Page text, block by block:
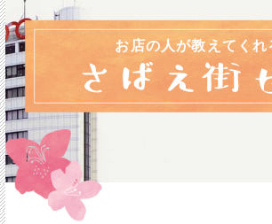
お店の人が教えてくれ